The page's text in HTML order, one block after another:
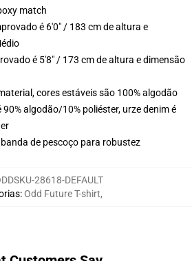
match
é 6'0" / 183 cm de altura e
é 5'8" / 173 cm de altura e dimensão
cores estáveis são 100% algodão
algodão/10% poliéster, urze denim é
de pescoço para robustez
28618-DEFAULT
:Odd Future T-shirt,